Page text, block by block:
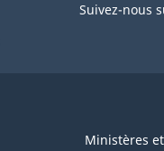
Suivez-nous
Ministères